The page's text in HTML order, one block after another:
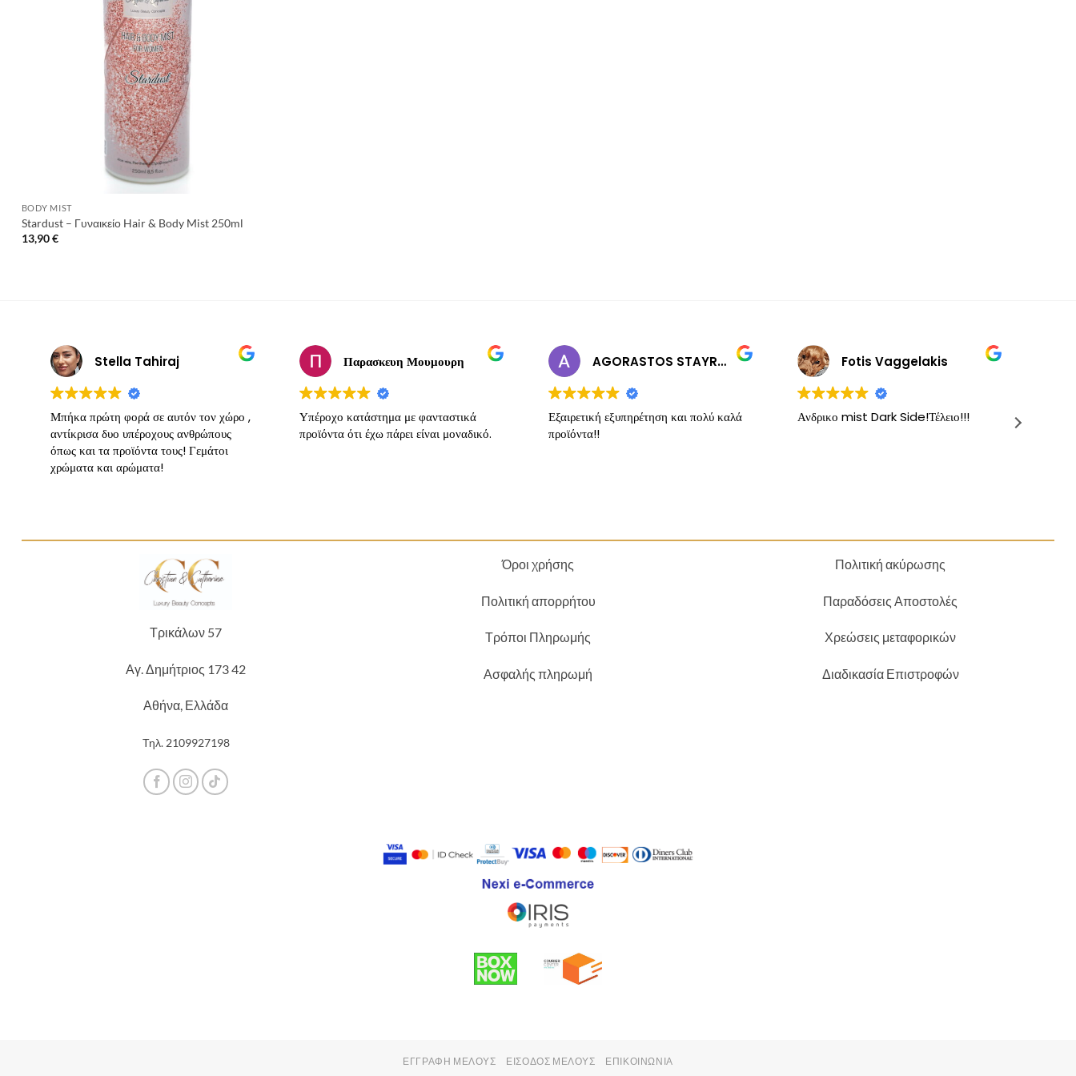
BODY MIST
Stardust – Γυναικείο Hair & Body Mist 250ml
13,90€
Stella Tahiraj
Μπήκα πρώτη φορά σε αυτόν τον χώρο ,
αντίκρισα δυο υπέροχους ανθρώπους
όπως και τα προϊόντα τους! Γεμάτοι
χρώματα και αρώματα!
Παρασκευη Μουμουρη
Υπέροχο κατάστημα με φανταστικά
προϊόντα ότι έχω πάρει είναι μοναδικό.
AGORASTOS STAYROS
Εξαιρετική εξυπηρέτηση και πολύ καλά
προϊόντα!!
Fotis Vaggelakis
Ανδρικο mist Dark Side!Τέλειο!!!
Τρικάλων 57
Αγ. Δημήτριος 173 42
Αθήνα, Ελλάδα
Τηλ. 2109927198
Όροι χρήσης
Πολιτική απορρήτου
Τρόποι Πληρωμής
Ασφαλής πληρωμή
Πολιτική ακύρωσης
Παραδόσεις Αποστολές
Χρεώσεις μεταφορικών
Διαδικασία Επιστροφών
ΕΓΓΡΑΦΉ ΜΈΛΟΥΣ ΕΊΣΟΔΟΣ ΜΈΛΟΥΣ ΕΠΙΚΟΙΝΩΝΊΑ